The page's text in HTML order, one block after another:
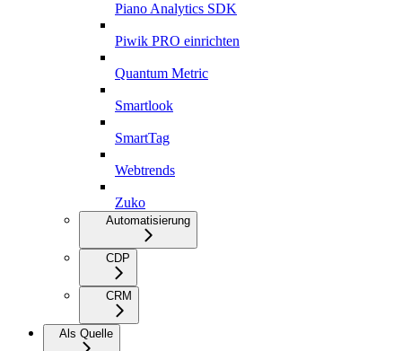
Piano Analytics SDK
Piwik PRO einrichten
Quantum Metric
Smartlook
SmartTag
Webtrends
Zuko
Automatisierung
CDP
CRM
Als Quelle